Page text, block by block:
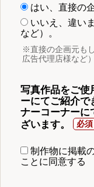
はい、直接の
いいえ、違い
など）。
※直接の企画元も
広告代理店様など
写真作品をご使
ーにてご紹介で
ナーコーナーに
ざいます。
制作物に掲載
ことに同意する